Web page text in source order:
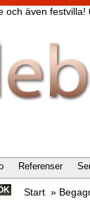
och även
Referenser
Start »